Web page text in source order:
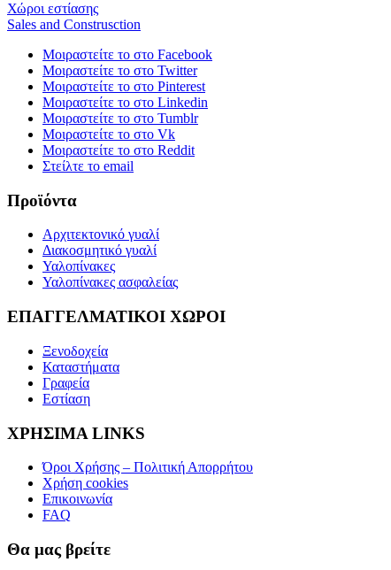
Χώροι εστίασης
Sales and Construsction
Μοιραστείτε το στο Facebook
Μοιραστείτε το στο Twitter
Μοιραστείτε το στο Pinterest
Μοιραστείτε το στο Linkedin
Μοιραστείτε το στο Tumblr
Μοιραστείτε το στο Vk
Μοιραστείτε το στο Reddit
Στείλτε το email
Προϊόντα
Αρχιτεκτονικό γυαλί
Διακοσμητικό γυαλί
Υαλοπίνακες
Υαλοπίνακες ασφαλείας​
ΕΠΑΓΓΕΛΜΑΤΙΚΟΙ ΧΩΡΟΙ
Ξενοδοχεία
Καταστήματα
Γραφεία
Εστίαση
ΧΡΗΣΙΜΑ LINKS
Όροι Χρήσης – Πολιτική Απορρήτου
Χρήση cookies
Επικοινωνία
FAQ
Θα μας βρείτε